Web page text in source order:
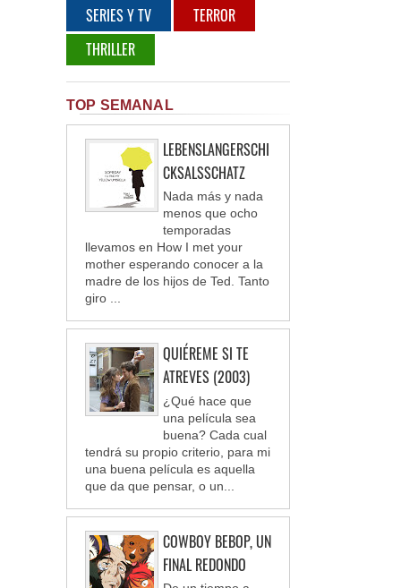
SERIES Y TV
TERROR
THRILLER
TOP SEMANAL
LEBENSLANGERSCHI
CKSALSSCHATZ
Nada más y nada
menos que ocho
temporadas
llevamos en How I met your
mother esperando conocer a la
madre de los hijos de Ted. Tanto
giro ...
QUIÉREME SI TE
ATREVES (2003)
¿Qué hace que
una película sea
buena? Cada cual
tendrá su propio criterio, para mi
una buena película es aquella
que da que pensar, o un...
COWBOY BEBOP, UN
FINAL REDONDO